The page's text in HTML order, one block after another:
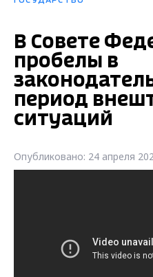
В Совете
пробелы в
период
ситуаций
Опубликовано: 24 апреля